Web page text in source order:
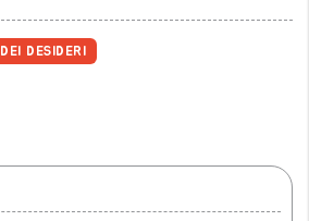
DESIDERI